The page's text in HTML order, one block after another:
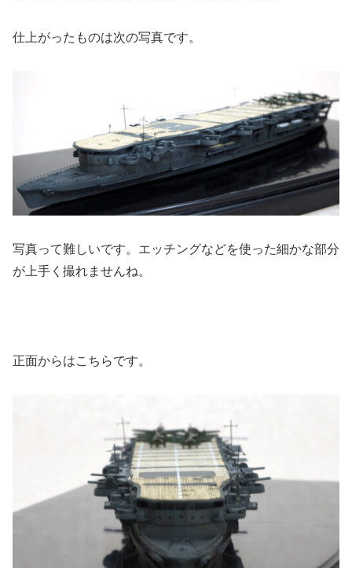
仕上がったものは次の写真です。
写真って難しいです。エッチングなどを使った細かな部分
が上手く撮れませんね。
正面からはこちらです。